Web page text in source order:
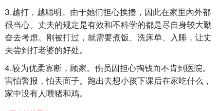
3.越打，越聪明。由于她们担心挨揍，因此在家里內外都
很当心。丈夫的规定是有效和不科学的都是尽自身较大勤
奋去考虑。刚被打过，就需要煮饭、洗床单、入睡，让丈
夫尝到打老婆的好处。
4.较为优柔寡断，顾家。伤员因担心掏钱而不肯到医院。
害怕警报，怕丢面子。跑出去想小孩下课后在家吃什么，
家中没有人喂猪和鸡。